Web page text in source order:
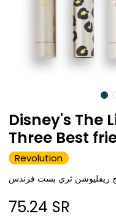
Disney's The
Three Best
Revolution
ريفليوشن ثري بست فرندس
75.24 SR